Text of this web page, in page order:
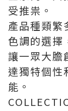
受推祟。
產品種類繁
色調的選擇
讓一眾大膽
達獨特個性
能。